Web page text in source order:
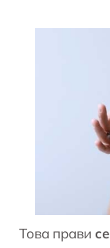
Това прави